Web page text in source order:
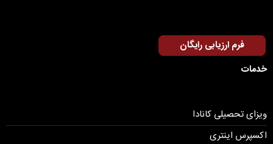
فرم ارزیابی رایگان
خدمات
ویزای تحصیلی کانادا
اکسپرس اینتری